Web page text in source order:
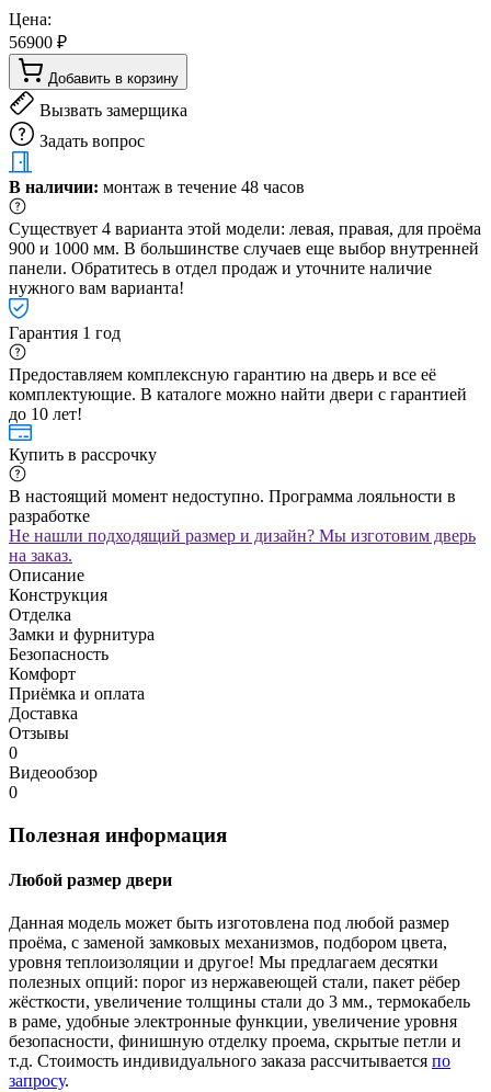
Цена:
56900 ₽
Добавить в корзину
Вызвать замерщика
Задать вопрос
В наличии: монтаж в течение 48 часов
Существует 4 варианта этой модели: левая, правая, для проёма
900 и 1000 мм. В большинстве случаев еще выбор внутренней
панели. Обратитесь в отдел продаж и уточните наличие
нужного вам варианта!
Гарантия 1 год
Предоставляем комплексную гарантию на дверь и все её
комплектующие. В каталоге можно найти двери с гарантией
до 10 лет!
Купить в рассрочку
В настоящий момент недоступно. Программа лояльности в
разработке
Не нашли подходящий размер и дизайн? Мы изготовим дверь
на заказ.
Описание
Конструкция
Отделка
Замки и фурнитура
Безопасность
Комфорт
Приёмка и оплата
Доставка
Отзывы
0
Видеообзор
0
Полезная информация
Любой размер двери
Данная модель может быть изготовлена под любой размер
проёма, с заменой замковых механизмов, подбором цвета,
уровня теплоизоляции и другое! Мы предлагаем десятки
полезных опций: порог из нержавеющей стали, пакет рёбер
жёсткости, увеличение толщины стали до 3 мм., термокабель
в раме, удобные электронные функции, увеличение уровня
безопасности, финишную отделку проема, скрытые петли и
т.д. Стоимость индивидуального заказа рассчитывается по
запросу.